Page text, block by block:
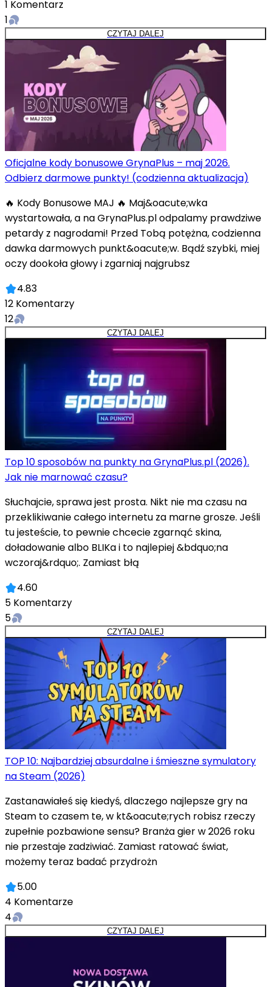
1 Komentarz
1
CZYTAJ DALEJ
Oficjalne kody bonusowe GrynaPlus – maj 2026.
Odbierz darmowe punkty! (codzienna aktualizacja)
🔥 Kody Bonusowe MAJ 🔥 Maj&oacute;wka
wystartowała, a na GrynaPlus.pl odpalamy prawdziwe
petardy z nagrodami! Przed Tobą potężna, codzienna
dawka darmowych punkt&oacute;w. Bądź szybki, miej
oczy dookoła głowy i zgarniaj najgrubsz
4.83
12 Komentarzy
12
CZYTAJ DALEJ
Top 10 sposobów na punkty na GrynaPlus.pl (2026).
Jak nie marnować czasu?
Słuchajcie, sprawa jest prosta. Nikt nie ma czasu na
przeklikiwanie całego internetu za marne grosze. Jeśli
tu jesteście, to pewnie chcecie zgarnąć skina,
doładowanie albo BLIKa i to najlepiej &bdquo;na
wczoraj&rdquo;. Zamiast błą
4.60
5 Komentarzy
5
CZYTAJ DALEJ
TOP 10: Najbardziej absurdalne i śmieszne symulatory
na Steam (2026)
Zastanawiałeś się kiedyś, dlaczego najlepsze gry na
Steam to czasem te, w kt&oacute;rych robisz rzeczy
zupełnie pozbawione sensu? Branża gier w 2026 roku
nie przestaje zadziwiać. Zamiast ratować świat,
możemy teraz badać przydrożn
5.00
4 Komentarze
4
CZYTAJ DALEJ